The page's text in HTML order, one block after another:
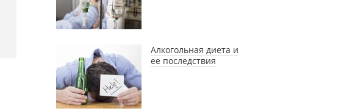
Алкогольная диета и
ее последствия